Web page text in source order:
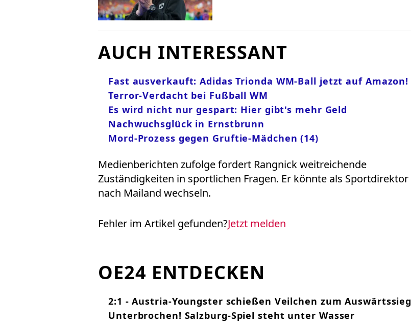
AUCH INTERESSANT
Fast ausverkauft: Adidas Trionda WM-Ball jetzt auf Amazon!
Terror-Verdacht bei Fußball WM
Es wird nicht nur gespart: Hier gibt's mehr Geld
Nachwuchsglück in Ernstbrunn
Mord-Prozess gegen Gruftie-Mädchen (14)
Medienberichten zufolge fordert Rangnick weitreichende
Zuständigkeiten in sportlichen Fragen. Er könnte als Sportdirektor
nach Mailand wechseln.
Fehler im Artikel gefunden?Jetzt melden
OE24 ENTDECKEN
2:1 - Austria-Youngster schießen Veilchen zum Auswärtssieg
Unterbrochen! Salzburg-Spiel steht unter Wasser